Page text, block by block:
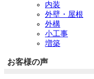
内装
外壁・屋根
外構
小工事
増築
お客様の声